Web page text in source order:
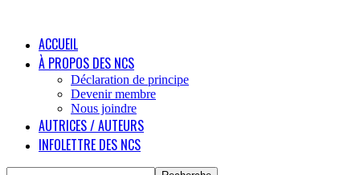
ACCUEIL
À PROPOS DES NCS
Déclaration de principe
Devenir membre
Nous joindre
AUTRICES / AUTEURS
INFOLETTRE DES NCS